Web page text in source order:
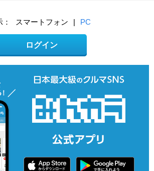
スマートフォン | PC
ログイン